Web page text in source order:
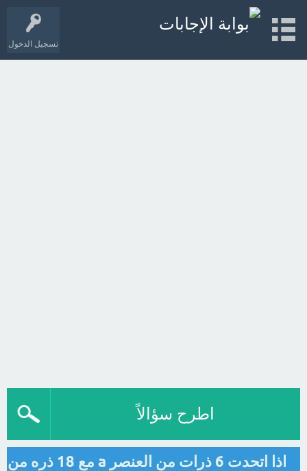
تسجيل الدخول
اطرح سؤالاً
اذا اتحدت 6 ذرات من العنصر a مع 18 ذره من